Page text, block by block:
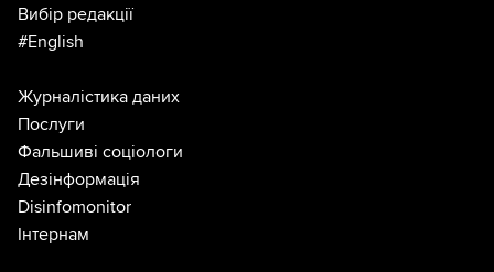
Вибір редакції
#English
Журналістика даних
Послуги
Фальшиві соціологи
Дезінформація
Disinfomonitor
Інтернам